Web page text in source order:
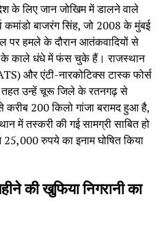
के लिए जान जोखिम में डालने वाले
कमांडो बाजरंग सिंह, जो 2008 के मुंबई
पर हमले के दौरान आतंकवादियों से
काले धंधे में फंस चुके हैं। राजस्थान
और एंटी-नारकोटिक्स टास्क फोर्स
उन्हें चूरू जिले के रतनगढ़ से
200 किलो गांजा बरामद हुआ है,
में तस्करी की गई सामग्री साबित हो
25,000 रुपये का इनाम घोषित किया
की खुफिया निगरानी का